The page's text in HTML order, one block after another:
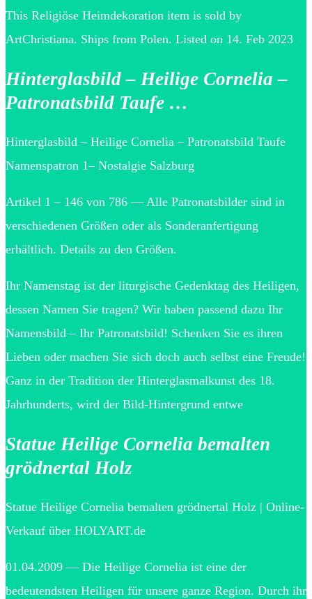
This Religiöse Heimdekoration item is sold by
ArtChristiana. Ships from Polen. Listed on 14. Feb 2023
Hinterglasbild – Heilige Cornelia –
Patronatsbild Taufe …
Hinterglasbild – Heilige Cornelia – Patronatsbild Taufe
Namenspatron 1– Nostalgie Salzburg
Artikel 1 – 146 von 786 — Alle Patronatsbilder sind in
verschiedenen Größen oder als Sonderanfertigung
erhältlich. Details zu den Größen.
Ihr Namenstag ist der liturgische Gedenktag des Heiligen,
dessen Namen Sie tragen? Wir haben passend dazu Ihr
Namensbild – Ihr Patronatsbild! Schenken Sie es ihren
Lieben oder machen Sie sich doch auch selbst eine Freude!
Ganz in der Tradition der Hinterglasmalkunst des 18.
Jahrhunderts, wird der Bild-Hintergrund entwe
Statue Heilige Cornelia bemalten
grödnertal Holz
Statue Heilige Cornelia bemalten grödnertal Holz | Online-
Verkauf über HOLYART.de
01.04.2009 — Die Heilige Cornelia ist eine der
bedeutendsten Heiligen für unsere ganze Region. Durch ihr